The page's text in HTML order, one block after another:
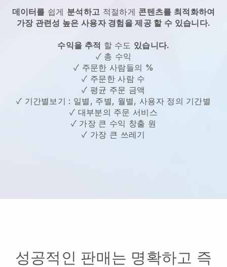
데이터를 쉽게 분석하고 적절하게 콘텐츠를 최적화하여
가장 관련성 높은 사용자 경험을 제공 할 수 있습니다.
수익을 추적 할 수도 있습니다.
✓ 총 수익
✓ 주문한 사람들의 %
✓ 주문한 사람 수
✓ 평균 주문 금액
✓ 기간별보기 : 일별, 주별, 월별, 사용자 정의 기간별
✓ 대부분의 주문 서비스
✓ 가장 큰 수익 창출 원
✓ 가장 큰 쓰레기
성공적인 판매는 명확하고 즉